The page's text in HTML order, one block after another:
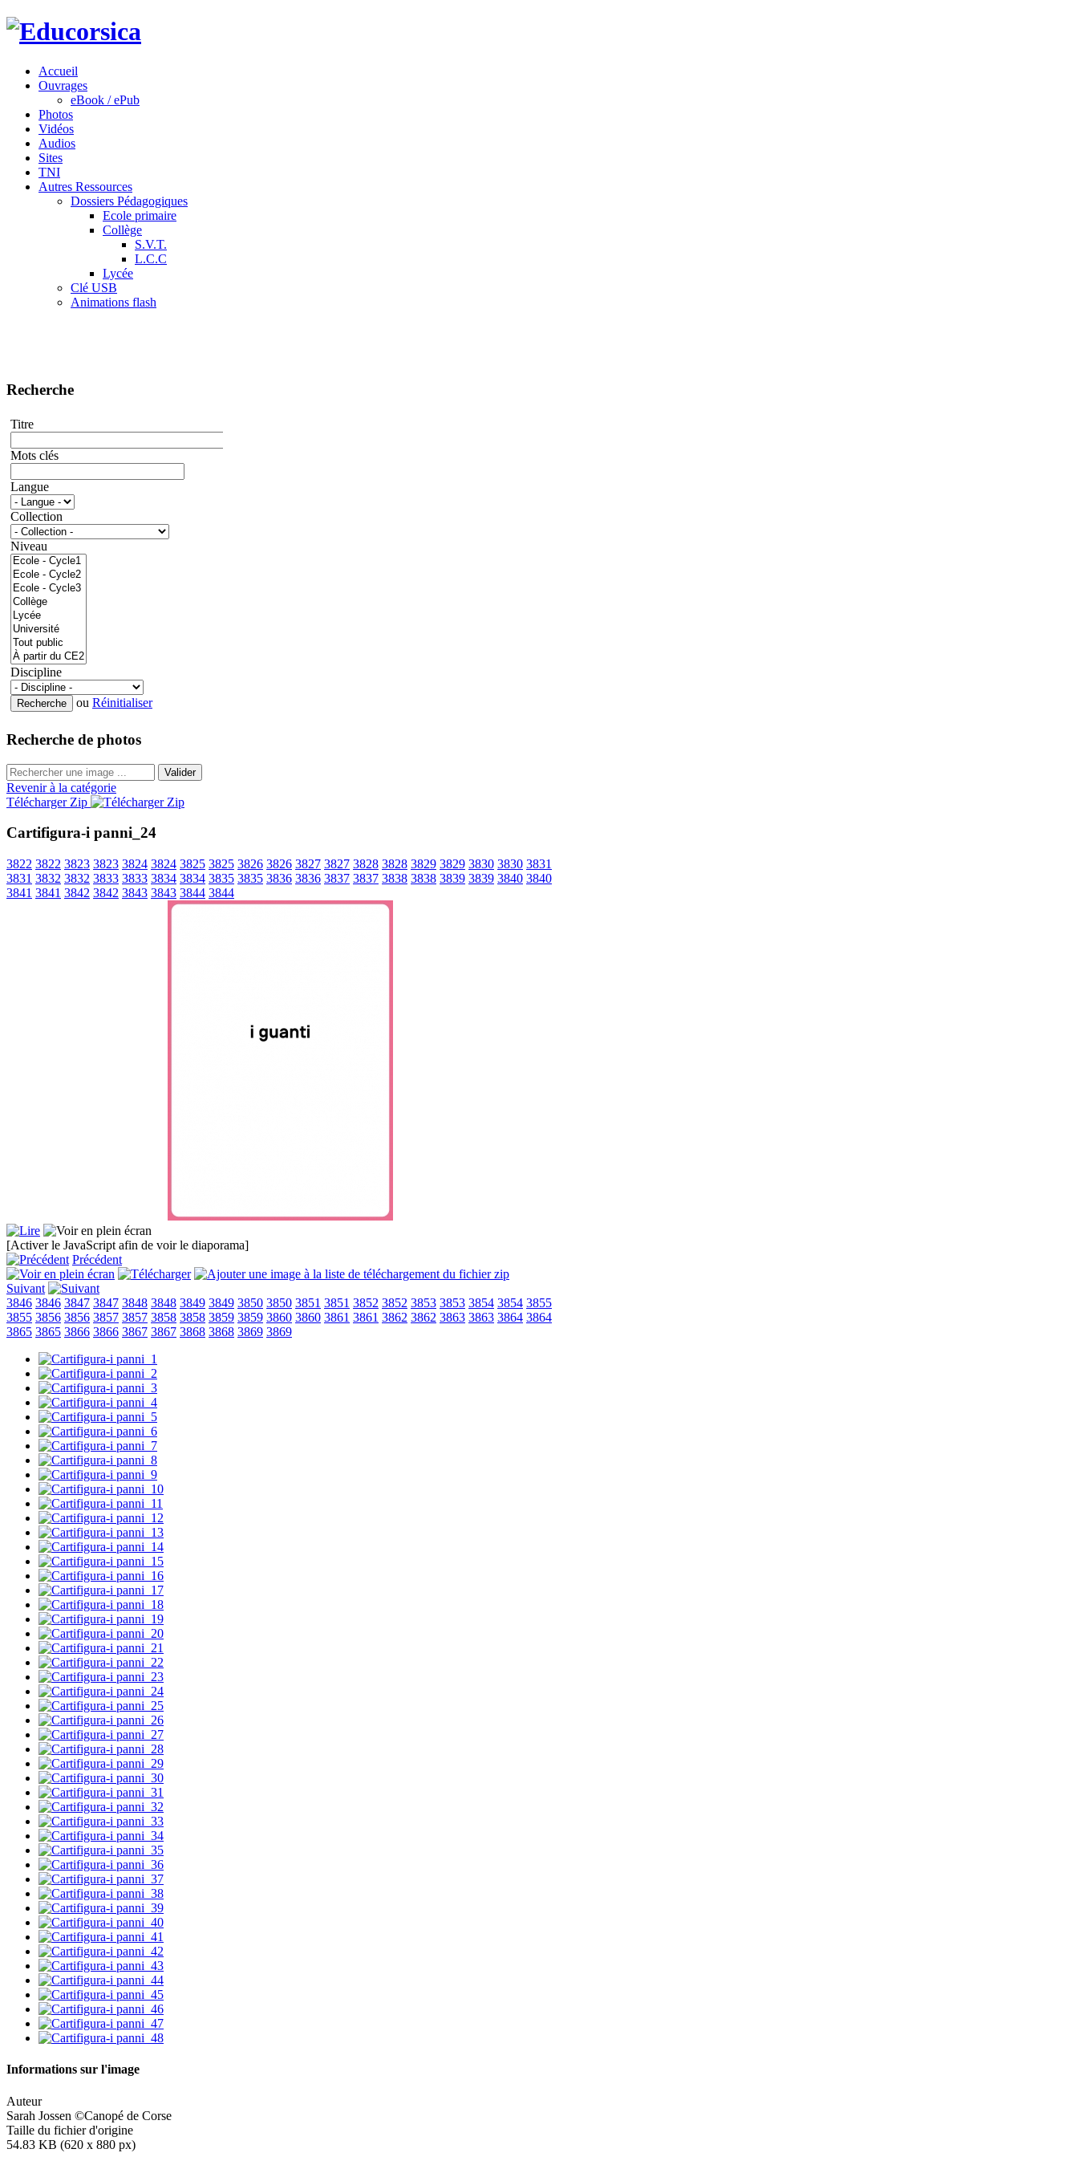
Accueil
Ouvrages
eBook / ePub
Photos
Vidéos
Audios
Sites
TNI
Autres Ressources
Dossiers Pédagogiques
Ecole primaire
Collège
S.V.T.
L.C.C
Lycée
Clé USB
Animations flash
Recherche
Titre
Mots clés
Langue
Collection
Niveau
Discipline
ou Réinitialiser
Recherche de photos
Valider
Revenir à la catégorie
Télécharger Zip
Cartifigura-i panni_24
3822 3822 3823 3823 3824 3824 3825 3825 3826 3826 3827 3827 3828 3828 3829 3829 3830 3830 3831
3831 3832 3832 3833 3833 3834 3834 3835 3835 3836 3836 3837 3837 3838 3838 3839 3839 3840 3840
3841 3841 3842 3842 3843 3843 3844 3844
[Activer le JavaScript afin de voir le diaporama]
Précédent
Suivant
3846 3846 3847 3847 3848 3848 3849 3849 3850 3850 3851 3851 3852 3852 3853 3853 3854 3854 3855
3855 3856 3856 3857 3857 3858 3858 3859 3859 3860 3860 3861 3861 3862 3862 3863 3863 3864 3864
3865 3865 3866 3866 3867 3867 3868 3868 3869 3869
Informations sur l'image
Auteur
Sarah Jossen ©Canopé de Corse
Taille du fichier d'origine
54.83 KB (620 x 880 px)